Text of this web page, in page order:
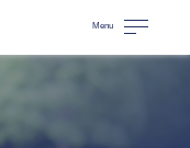
Menu